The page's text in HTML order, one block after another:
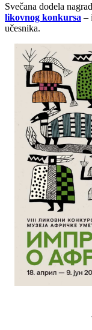
Svečana dodela
likovnog konkursa –
učesnika.